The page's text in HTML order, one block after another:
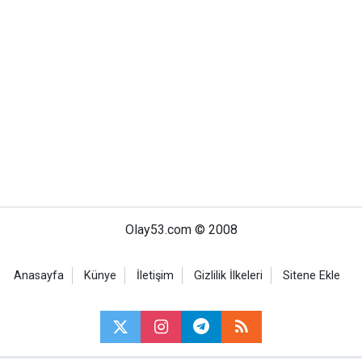
Olay53.com © 2008
Anasayfa Künye İletişim Gizlilik İlkeleri Sitene Ekle